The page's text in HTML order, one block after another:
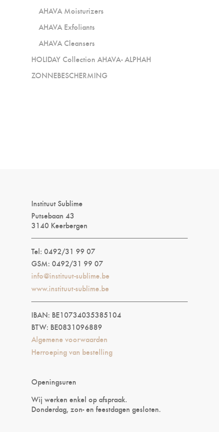
AHAVA Moisturizers
AHAVA Exfoliants
AHAVA Cleansers
HOLIDAY Collection AHAVA- ALPHAH
ZONNEBESCHERMING
Instituut Sublime
Putsebaan 43
3140 Keerbergen
Tel: 0492/31 99 07
GSM: 0492/31 99 07
info@instituut-sublime.be
www.instituut-sublime.be
IBAN: BE10734035385104
BTW: BE0831096889
Algemene voorwaarden
Herroeping van bestelling
Openingsuren
Wij werken enkel op afspraak.
Donderdag, zon- en feestdagen gesloten.